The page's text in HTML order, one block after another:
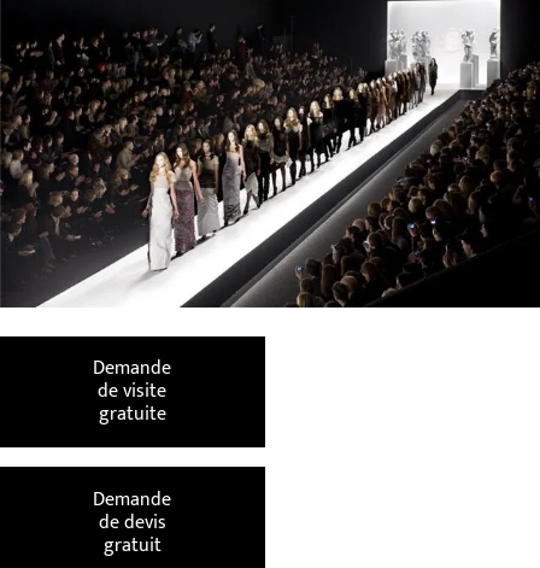
Demande
de visite
gratuite
Demande
de devis
gratuit